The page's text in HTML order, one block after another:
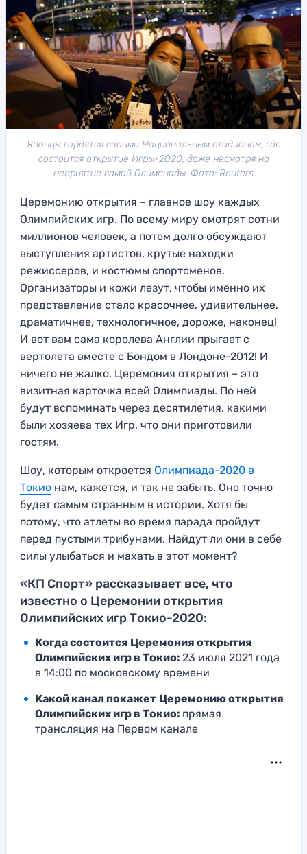
Японцы гордятся своими Национальным стадионом, где
состоится открытие Игры-2020, даже несмотря на
неприятие самой Олимпиады. Фото: Reuters
Церемонию открытия – главное шоу каждых
Олимпийских игр. По всему миру смотрят сотни
миллионов человек, а потом долго обсуждают
выступления артистов, крутые находки
режиссеров, и костюмы спортсменов.
Организаторы и кожи лезут, чтобы именно их
представление стало красочнее, удивительнее,
драматичнее, технологичное, дороже, наконец!
И вот вам сама королева Англии прыгает с
вертолета вместе с Бондом в Лондоне-2012! И
ничего не жалко. Церемония открытия – это
визитная карточка всей Олимпиады. По ней
будут вспоминать через десятилетия, какими
были хозяева тех Игр, что они приготовили
гостям.
Шоу, которым откроется Олимпиада-2020 в
Токио нам, кажется, и так не забыть. Оно точно
будет самым странным в истории. Хотя бы
потому, что атлеты во время парада пройдут
перед пустыми трибунами. Найдут ли они в себе
силы улыбаться и махать в этот момент?
«КП Спорт» рассказывает все, что
известно о Церемонии открытия
Олимпийских игр Токио-2020:
Когда состоится Церемония открытия
Олимпийских игр в Токио: 23 июля 2021 года
в 14:00 по московскому времени
Какой канал покажет Церемонию открытия
Олимпийских игр в Токио: прямая
трансляция на Первом канале